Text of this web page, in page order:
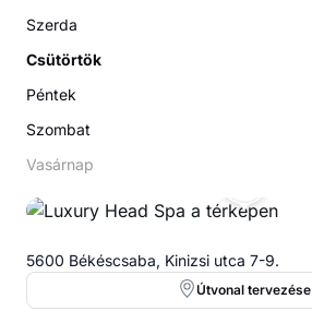
Szerda
Csütörtök
Péntek
Szombat
Vasárnap
5600 Békéscsaba, Kinizsi utca 7-9.
Útvonal tervezése